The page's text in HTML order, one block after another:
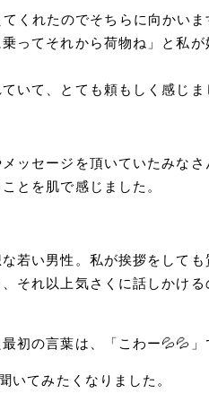
れたのでそちらに向かいま
ってそれから荷物ね」と私が
いて、とても頼もしく感じま
ッセージを頂いていたみな
とを肌で感じました。
若い男性。私が挨拶をしても
それ以上気さくに話しかけ
初の言葉は、「こわー💦💦」
いてみたくなりました。